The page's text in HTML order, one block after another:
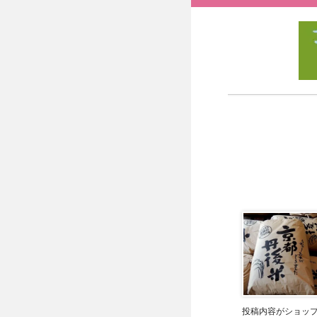
投稿内容がショッ